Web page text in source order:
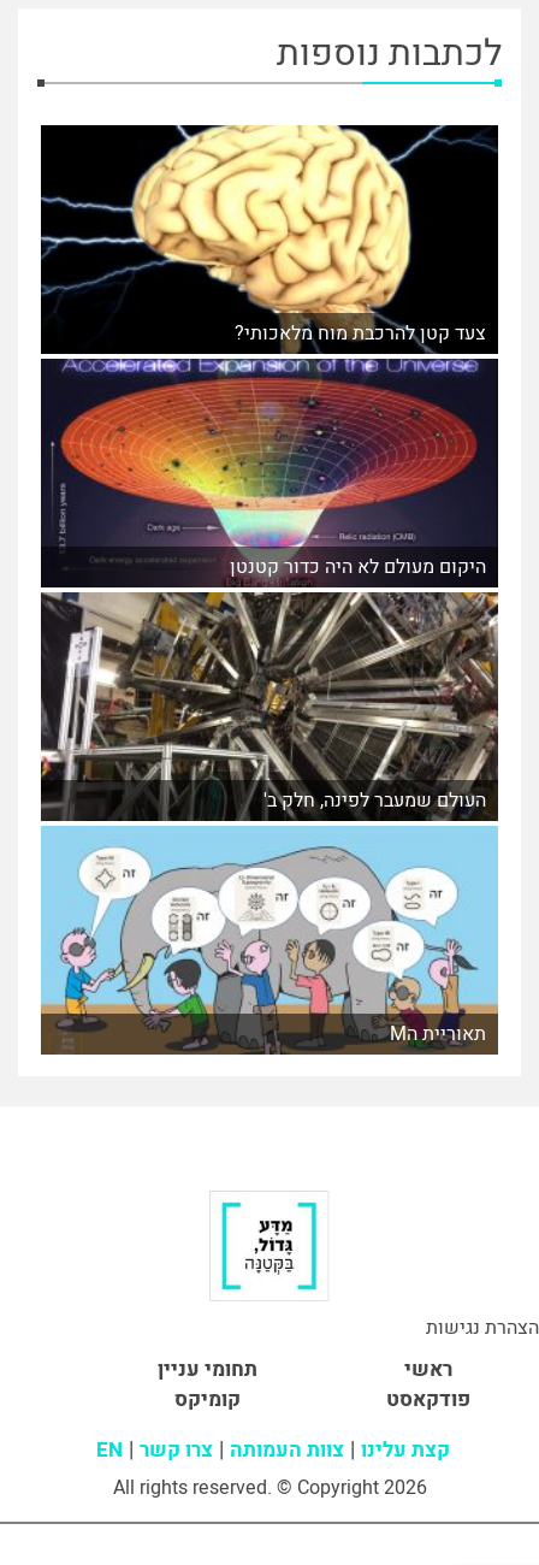
לכתבות נוספות
צעד קטן להרכבת מוח מלאכותי?
היקום מעולם לא היה כדור קטנטן
העולם שמעבר לפינה, חלק ב'
תאוריית הM
הצהרת נגישות
ראשי
תחומי עניין
פודקאסט
קומיקס
קצת עלינו צוות העמותה צרו קשר EN
All rights reserved. © Copyright 2026